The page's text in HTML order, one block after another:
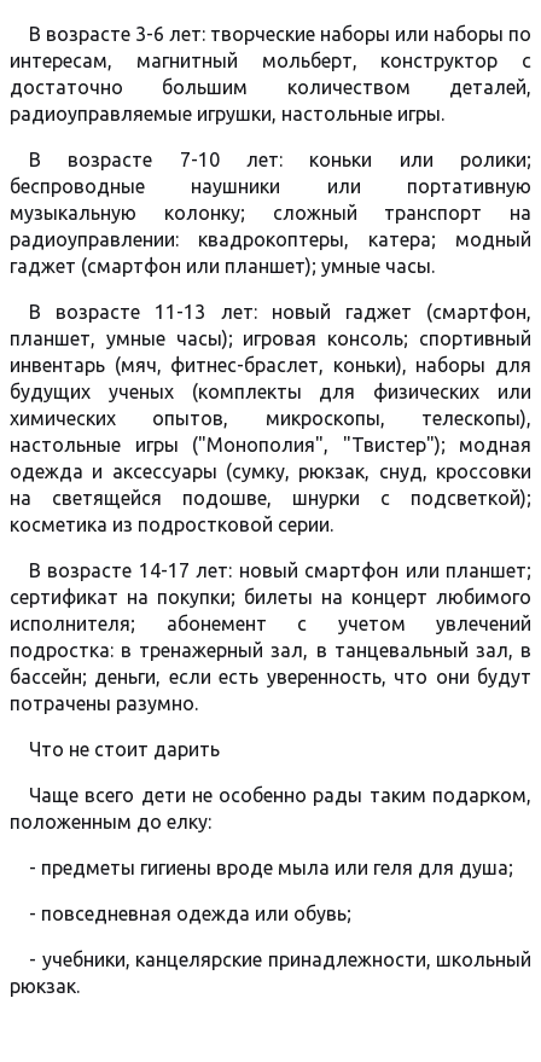
В возрасте 3-6 лет: творческие наборы или наборы по
интересам, магнитный мольберт, конструктор с
достаточно большим количеством деталей,
радиоуправляемые игрушки, настольные игры.
В возрасте 7-10 лет: коньки или ролики;
беспроводные наушники или портативную
музыкальную колонку; сложный транспорт на
радиоуправлении: квадрокоптеры, катера; модный
гаджет (смартфон или планшет); умные часы.
В возрасте 11-13 лет: новый гаджет (смартфон,
планшет, умные часы); игровая консоль; спортивный
инвентарь (мяч, фитнес-браслет, коньки), наборы для
будущих ученых (комплекты для физических или
химических опытов, микроскопы, телескопы),
настольные игры ("Монополия", "Твистер"); модная
одежда и аксессуары (сумку, рюкзак, снуд, кроссовки
на светящейся подошве, шнурки с подсветкой);
косметика из подростковой серии.
В возрасте 14-17 лет: новый смартфон или планшет;
сертификат на покупки; билеты на концерт любимого
исполнителя; абонемент с учетом увлечений
подростка: в тренажерный зал, в танцевальный зал, в
бассейн; деньги, если есть уверенность, что они будут
потрачены разумно.
Что не стоит дарить
Чаще всего дети не особенно рады таким подарком,
положенным до елку:
- предметы гигиены вроде мыла или геля для душа;
- повседневная одежда или обувь;
- учебники, канцелярские принадлежности, школьный
рюкзак.